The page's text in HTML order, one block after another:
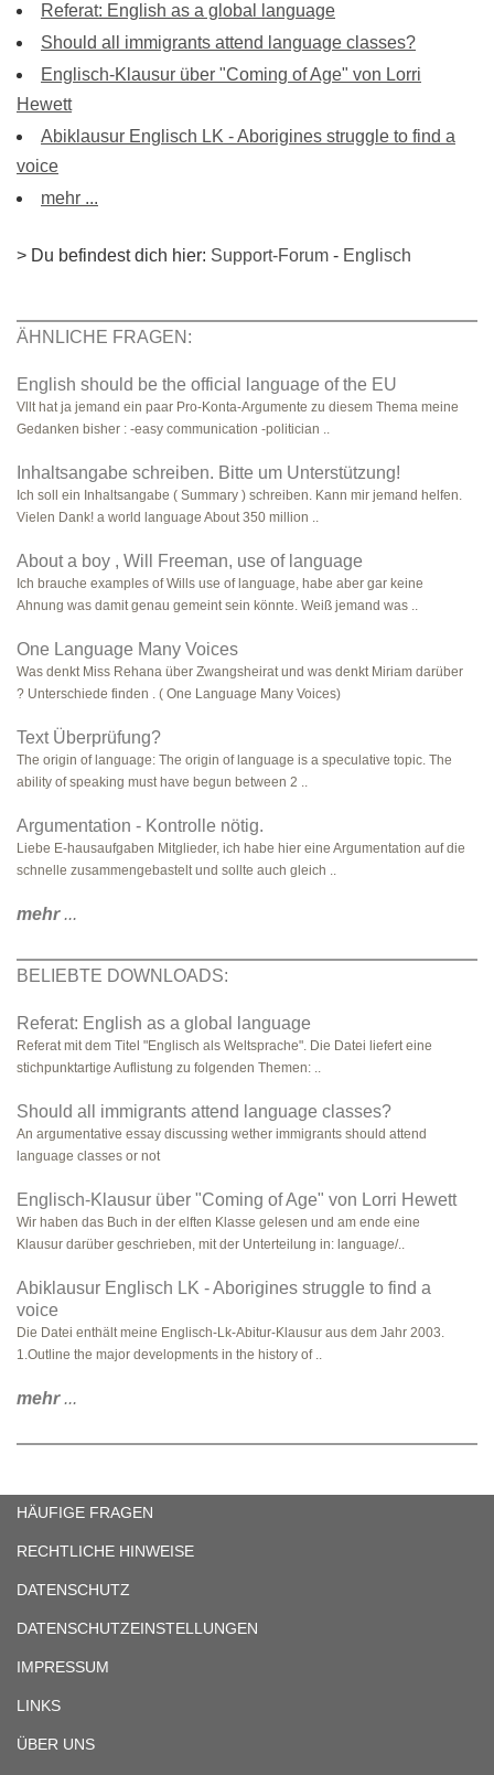
Referat: English as a global language
Should all immigrants attend language classes?
Englisch-Klausur über "Coming of Age" von Lorri
Hewett
Abiklausur Englisch LK - Aborigines struggle to find a
voice
mehr ...
> Du befindest dich hier: Support-Forum - Englisch
ÄHNLICHE FRAGEN:
English should be the official language of the EU
Vllt hat ja jemand ein paar Pro-Konta-Argumente zu diesem Thema meine
Gedanken bisher : -easy communication -politician ..
Inhaltsangabe schreiben. Bitte um Unterstützung!
Ich soll ein Inhaltsangabe ( Summary ) schreiben. Kann mir jemand helfen.
Vielen Dank! a world language About 350 million ..
About a boy , Will Freeman, use of language
Ich brauche examples of Wills use of language, habe aber gar keine
Ahnung was damit genau gemeint sein könnte. Weiß jemand was ..
One Language Many Voices
Was denkt Miss Rehana über Zwangsheirat und was denkt Miriam darüber
? Unterschiede finden . ( One Language Many Voices)
Text Überprüfung?
The origin of language: The origin of language is a speculative topic. The
ability of speaking must have begun between 2 ..
Argumentation - Kontrolle nötig.
Liebe E-hausaufgaben Mitglieder, ich habe hier eine Argumentation auf die
schnelle zusammengebastelt und sollte auch gleich ..
mehr...
BELIEBTE DOWNLOADS:
Referat: English as a global language
Referat mit dem Titel "Englisch als Weltsprache". Die Datei liefert eine
stichpunktartige Auflistung zu folgenden Themen: ..
Should all immigrants attend language classes?
An argumentative essay discussing wether immigrants should attend
language classes or not
Englisch-Klausur über "Coming of Age" von Lorri Hewett
Wir haben das Buch in der elften Klasse gelesen und am ende eine
Klausur darüber geschrieben, mit der Unterteilung in: language/..
Abiklausur Englisch LK - Aborigines struggle to find a
voice
Die Datei enthält meine Englisch-Lk-Abitur-Klausur aus dem Jahr 2003.
1.Outline the major developments in the history of ..
mehr...
HÄUFIGE FRAGEN
RECHTLICHE HINWEISE
DATENSCHUTZ
DATENSCHUTZEINSTELLUNGEN
IMPRESSUM
LINKS
ÜBER UNS